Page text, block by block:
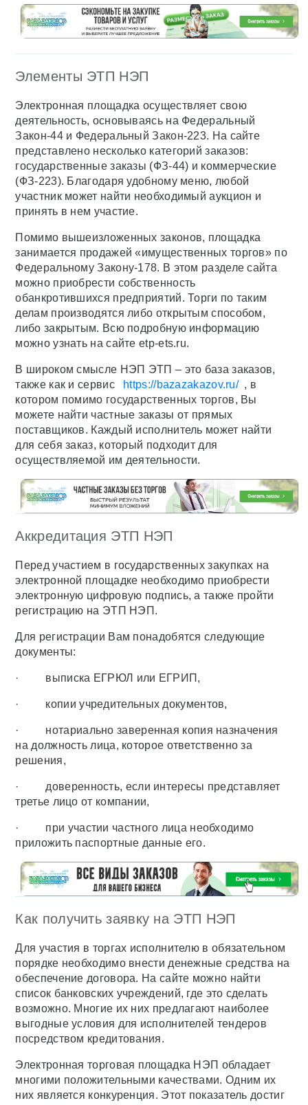
Элементы ЭТП НЭП
Электронная площадка осуществляет свою
деятельность, основываясь на Федеральный
Закон-44 и Федеральный Закон-223. На сайте
представлено несколько категорий заказов:
государственные заказы (ФЗ-44) и коммерческие
(ФЗ-223). Благодаря удобному меню, любой
участник может найти необходимый аукцион и
принять в нем участие.
Помимо вышеизложенных законов, площадка
занимается продажей «имущественных торгов» по
Федеральному Закону-178. В этом разделе сайта
можно приобрести собственность
обанкротившихся предприятий. Торги по таким
делам производятся либо открытым способом,
либо закрытым. Всю подробную информацию
можно узнать на сайте etp-ets.ru.
В широком смысле НЭП ЭТП – это база заказов,
также как и сервис
https://bazazakazov.ru/ , в
котором помимо государственных торгов, Вы
можете найти частные заказы от прямых
поставщиков. Каждый исполнитель может найти
для себя заказ, который подходит для
осуществляемой им деятельности.
Аккредитация ЭТП НЭП
Перед участием в государственных закупках на
электронной площадке необходимо приобрести
электронную цифровую подпись, а также пройти
регистрацию на ЭТП НЭП.
Для регистрации Вам понадобятся следующие
документы:
· выписка ЕГРЮЛ или ЕГРИП,
· копии учредительных документов,
· нотариально заверенная копия назначения
на должность лица, которое ответственно за
решения,
· доверенность, если интересы представляет
третье лицо от компании,
· при участии частного лица необходимо
приложить паспортные данные его.
Как получить заявку на ЭТП НЭП
Для участия в торгах исполнителю в обязательном
порядке необходимо внести денежные средства на
обеспечение договора. На сайте можно найти
список банковских учреждений, где это сделать
возможно. Многие их них предлагают наиболее
выгодные условия для исполнителей тендеров
посредством кредитования.
Электронная торговая площадка НЭП обладает
многими положительными качествами. Одним их
них является конкуренция. Этот показатель достиг